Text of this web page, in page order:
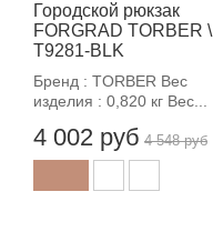
Городской рюкзак
FORGRAD TORBER \
T9281-BLK
Бренд : TORBER Вес
изделия : 0,820 кг Вес...
4 002 руб 4 548 руб